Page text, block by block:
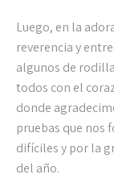
Luego, en la
reverencia y
algunos de
todos con el
donde
pruebas que
difíciles y por la
del año.